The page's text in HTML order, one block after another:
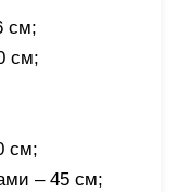
см;
см;
см;
– 45 см;